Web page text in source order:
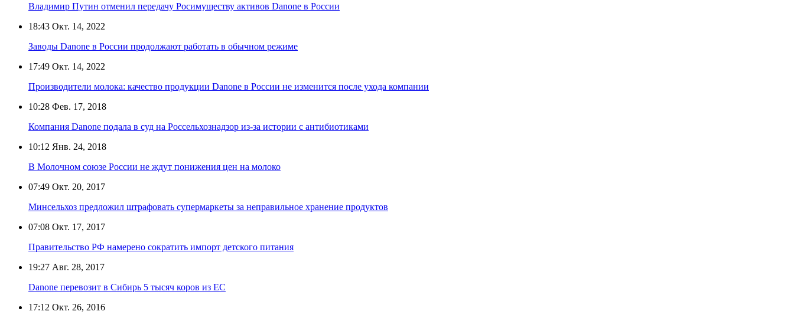
Владимир Путин отменил передачу Росимуществу активов Danone в России
18:43 Окт. 14, 2022
Заводы Danone в России продолжают работать в обычном режиме
17:49 Окт. 14, 2022
Производители молока: качество продукции Danone в России не изменится после ухода компании
10:28 Фев. 17, 2018
Компания Danone подала в суд на Россельхознадзор из-за истории с антибиотиками
10:12 Янв. 24, 2018
В Молочном союзе России не ждут понижения цен на молоко
07:49 Окт. 20, 2017
Минсельхоз предложил штрафовать супермаркеты за неправильное хранение продуктов
07:08 Окт. 17, 2017
Правительство РФ намерено сократить импорт детского питания
19:27 Авг. 28, 2017
Danone перевозит в Сибирь 5 тысяч коров из ЕС
17:12 Окт. 26, 2016